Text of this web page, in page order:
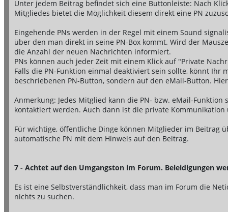
Unter jedem Beitrag befindet sich eine Buttonleiste: Nach
Mitgliedes bietet die Möglichkeit diesem direkt eine PN
Eingehende PNs werden in der Regel mit einem Sound
über den man direkt in seine PN-Box kommt. Wird der
die Anzahl der neuen Nachrichten informiert.
PNs können auch jeder Zeit mit einem Klick auf "Private
Falls die PN-Funktion einmal deaktiviert sein sollte, könnt
beschriebenen PN-Button, sondern auf den eMail-Button.
Anmerkung: Jedes Mitglied kann die PN- bzw. eMail-
kontaktiert werden. Auch dann ist die private
Für wichtige, öffentliche Dinge können Mitglieder im Beitrag
automatische PN mit dem Hinweis auf den Beitrag.
7 - Achtet auf den Umgangston im Forum. Beleidigungen
Es ist eine Selbstverständlichkeit, dass man im Forum die
nichts zu suchen.